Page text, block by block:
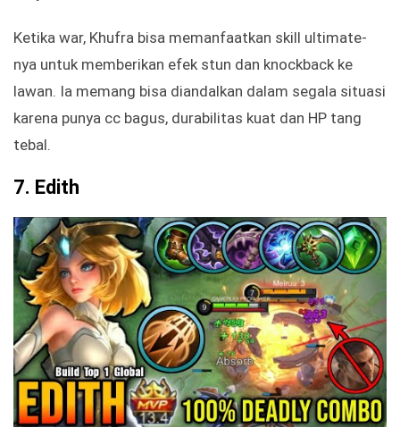
Ketika war, Khufra bisa memanfaatkan skill ultimate-
nya untuk memberikan efek stun dan knockback ke
lawan. Ia memang bisa diandalkan dalam segala situasi
karena punya cc bagus, durabilitas kuat dan HP tang
tebal.
7. Edith